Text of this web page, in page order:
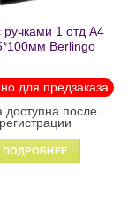
ручками 1 отд А4
Berlingo
на молнии 1215
для предзаказа
доступна после
регистрации
ПОДРОБНЕЕ